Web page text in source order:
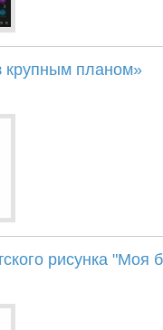
крупным планом»
рисунка